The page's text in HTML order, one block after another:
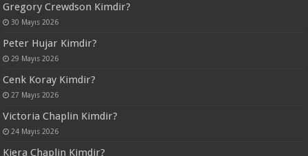
Gregory Crewdson Kimdir?
30 Mayıs 2026
Peter Hujar Kimdir?
29 Mayıs 2026
Cenk Koray Kimdir?
27 Mayıs 2026
Victoria Chaplin Kimdir?
24 Mayıs 2026
Kiera Chaplin Kimdir?